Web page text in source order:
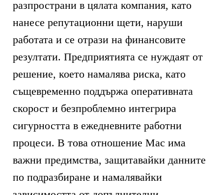
разпространи в цялата компания, като
нанесе репутационни щети, наруши
работата и се отрази на финансовите
резултати. Предприятията се нуждаят от
решение, което намалява риска, като
същевременно поддържа оперативната
скорост и безпроблемно интегрира
сигурността в ежедневните работни
процеси. В това отношение Mac има
важни предимства, защитавайки данните
по подразбиране и намалявайки